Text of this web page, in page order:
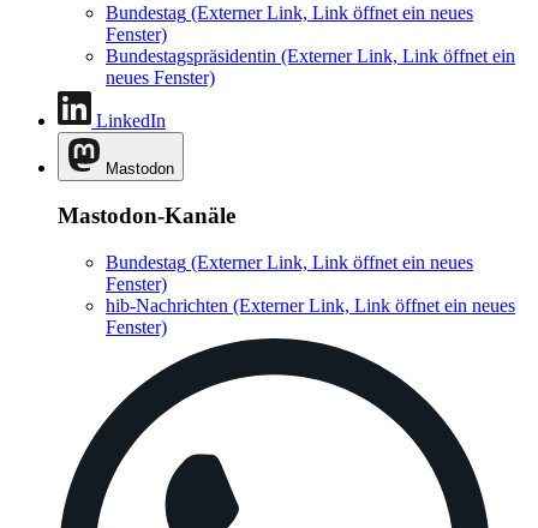
Bundestag (Externer Link, Link öffnet ein neues
Fenster)
Bundestagspräsidentin (Externer Link, Link öffnet ein
neues Fenster)
LinkedIn
Mastodon
Mastodon-Kanäle
Bundestag (Externer Link, Link öffnet ein neues
Fenster)
hib-Nachrichten (Externer Link, Link öffnet ein neues
Fenster)